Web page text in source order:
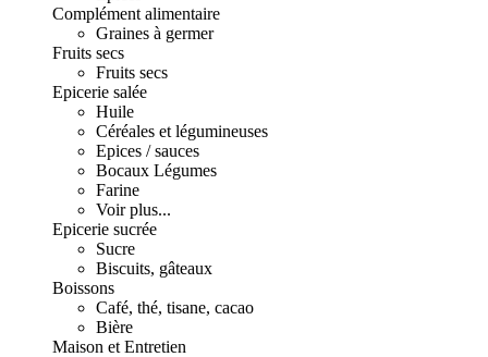
Complément alimentaire
Graines à germer
Fruits secs
Fruits secs
Epicerie salée
Huile
Céréales et légumineuses
Epices / sauces
Bocaux Légumes
Farine
Voir plus...
Epicerie sucrée
Sucre
Biscuits, gâteaux
Boissons
Café, thé, tisane, cacao
Bière
Maison et Entretien